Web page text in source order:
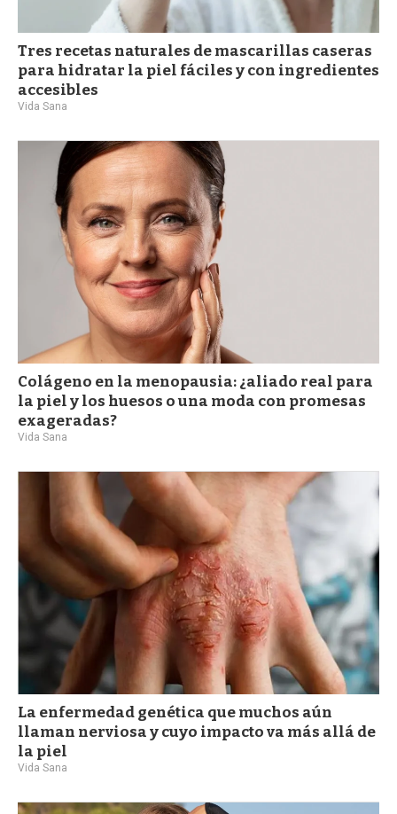
Tres recetas naturales de mascarillas caseras
para hidratar la piel fáciles y con ingredientes
accesibles
Vida Sana
Colágeno en la menopausia: ¿aliado real para
la piel y los huesos o una moda con promesas
exageradas?
Vida Sana
La enfermedad genética que muchos aún
llaman nerviosa y cuyo impacto va más allá de
la piel
Vida Sana